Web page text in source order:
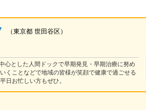
（東京都 世田谷区）
心とした人間ドックで早期発見・早期治療に努め
くことなどで地域の皆様が笑顔で健康で過ごせる
日お忙しい方もぜひ。